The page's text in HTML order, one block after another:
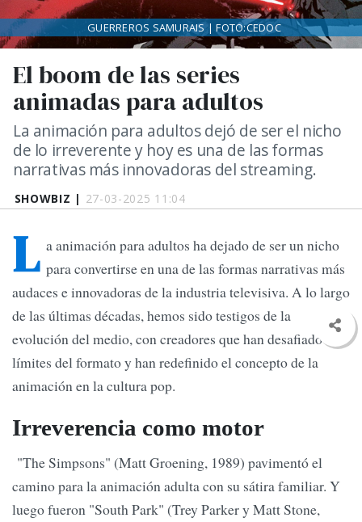
SHOWBIZ | 27-03-2025 11:04
El boom de las series
animadas para adultos
La animación para adultos dejó de ser el nicho
de lo irreverente y hoy es una de las formas
narrativas más innovadoras del streaming.
GUERREROS SAMURAIS | FOTO:CEDOC
L a animación para adultos ha dejado de ser un nicho
para convertirse en una de las formas narrativas más
audaces e innovadoras de la industria televisiva. A lo largo
de las últimas décadas, hemos sido testigos de la
evolución del medio, con creadores que han desafiado los
límites del formato y han redefinido el concepto de la
animación en la cultura pop.
Irreverencia como motor
"The Simpsons" (Matt Groening, 1989) pavimentó el
camino para la animación adulta con su sátira familiar. Y
luego fueron "South Park" (Trey Parker y Matt Stone,